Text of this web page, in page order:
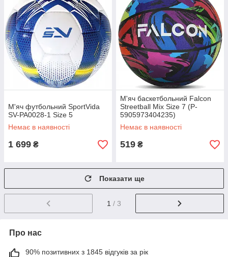
М'яч футбольний SportVida
SV-PA0028-1 Size 5
Немає в наявності
1 699 ₴
М'яч баскетбольний Falcon
Streetball Mix Size 7 (P-
5905973404235)
Немає в наявності
519 ₴
Показати ще
1 / 3
Про нас
90% позитивних з 1845 відгуків за рік